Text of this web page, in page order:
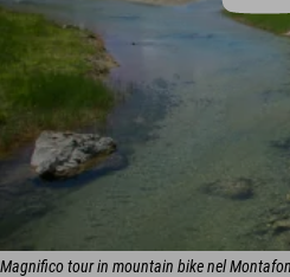
Magnifico tour in mountain bike nel